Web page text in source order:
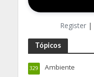
Register |
Tópicos
Ambiente
329